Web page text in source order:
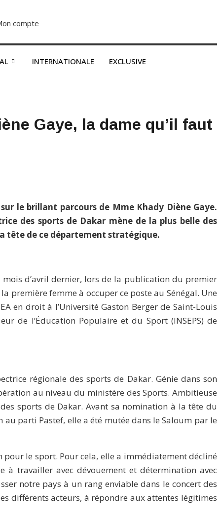
compte
INTERNATIONALE EXCLUSIVE
Gaye, la dame qu’il faut
le brillant parcours de Mme Khady Diène Gaye.
des sports de Dakar mène de la plus belle des
tête de ce département stratégique.
mois d’avril dernier, lors de la publication du premier
première femme à occuper ce poste au Sénégal. Une
en droit à l’Université Gaston Berger de Saint-Louis
de l’Éducation Populaire et du Sport (INSEPS) de
régionale des sports de Dakar. Génie dans son
au niveau du ministère des Sports. Ambitieuse
sports de Dakar. Avant sa nomination à la tête du
parti Pastef, elle a été mutée dans le Saloum par le
pour le sport. Pour cela, elle a immédiatement décliné
à travailler avec dévouement et détermination avec
notre pays à un rang enviable dans le concert des
différents acteurs, à répondre aux attentes légitimes